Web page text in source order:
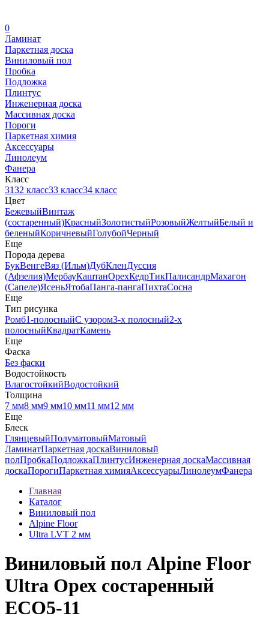
0
Ламинат
Паркетная доска
Виниловый пол
Пробка
Подложка
Плинтус
Инженерная доска
Массивная доска
Пороги
Паркетная химия
Аксессуары
Линолеум
Фанера
Класс
3132 класс33 класс34 класс
Цвет
БежевыйВинтаж
(состаренный)КрасныйЗолотистыйРозовыйЖелтыйБелый и
беленыйКоричневыйГолубойЧерный
Еще
Порода дерева
БукВенгеВяз (Ильм)ДубКленДуссия
(Афзелия)МербауКаштанОрехКедрТикПалисандрМахагон
(Сапеле)ЯсеньЯтобаПанга-пангаПихтаСосна
Еще
Тип рисунка
Ромб1-полосныйС узором3-х полосный2-х
полосныйКвадратКамень
Еще
Фаска
Без фаски
Водостойкость
ВлагостойкийВодостойкий
Толщина
7 мм8 мм9 мм10 мм11 мм12 мм
Еще
Блеск
ГлянцевыйПолуматовыйМатовый
ЛаминатПаркетная доскаВиниловый
полПробкаПодложкаПлинтусИнженерная доскаМассивная
доскаПорогиПаркетная химияАксессуарыЛинолеумФанера
Главная
Каталог
Виниловый пол
Alpine Floor
Ultra LVT 2 мм
Виниловый пол Alpine Floor
Ultra Орех состаренный
ЕСО5-11